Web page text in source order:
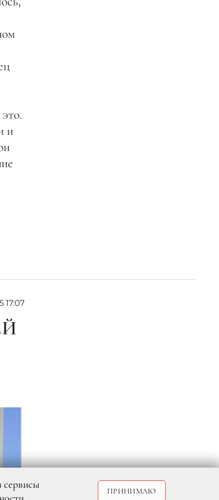
и
17:07
сервисы
ПРИНИМАЮ